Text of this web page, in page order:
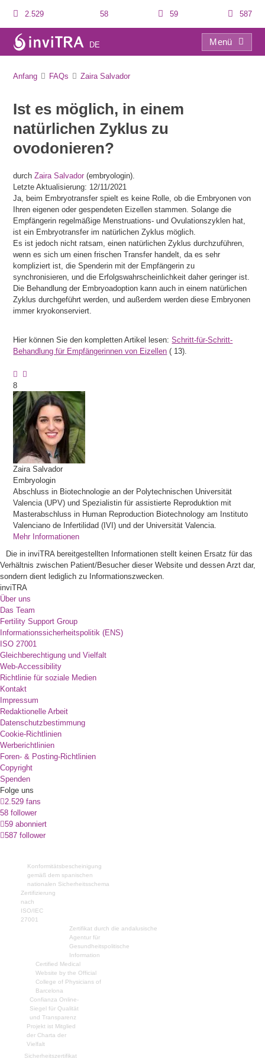
2.529 58 59 587
DE
Menü
Anfang FAQs Zaira Salvador
Ist es möglich, in einem
natürlichen Zyklus zu
ovodonieren?
durchZaira Salvador (embryologin).
Letzte Aktualisierung: 12/11/2021
Ja, beim Embryotransfer spielt es keine Rolle, ob die Embryonen von
Ihren eigenen oder gespendeten Eizellen stammen. Solange die
Empfängerin regelmäßige Menstruations- und Ovulationszyklen hat,
ist ein Embryotransfer im natürlichen Zyklus möglich.
Es ist jedoch nicht ratsam, einen natürlichen Zyklus durchzuführen,
wenn es sich um einen frischen Transfer handelt, da es sehr
kompliziert ist, die Spenderin mit der Empfängerin zu
synchronisieren, und die Erfolgswahrscheinlichkeit daher geringer ist.
Die Behandlung der Embryoadoption kann auch in einem natürlichen
Zyklus durchgeführt werden, und außerdem werden diese Embryonen
immer kryokonserviert.
Hier können Sie den kompletten Artikel lesen:Schritt-für-Schritt-
Behandlung für Empfängerinnen von Eizellen ( 13).
8
Zaira Salvador
Embryologin
Abschluss in Biotechnologie an der Polytechnischen Universität
Valencia (UPV) und Spezialistin für assistierte Reproduktion mit
Masterabschluss in Human Reproduction Biotechnology am Instituto
Valenciano de Infertilidad (IVI) und der Universität Valencia.
Mehr Informationen
Die in inviTRA bereitgestellten Informationen stellt keinen Ersatz für das
Verhältnis zwischen Patient/Besucher dieser Website und dessen Arzt dar,
sondern dient lediglich zu Informationszwecken.
inviTRA
Über uns
Das Team
Fertility Support Group
Informationssicherheitspolitik (ENS)
ISO 27001
Gleichberechtigung und Vielfalt
Web-Accessibility
Richtlinie für soziale Medien
Kontakt
Impressum
Redaktionelle Arbeit
Datenschutzbestimmung
Cookie-Richtlinien
Werberichtlinien
Foren- & Posting-Richtlinien
Copyright
Spenden
Folge uns
2.529 fans
58 follower
59 abonniert
587 follower
Konformitätsbescheinigung
gemäß dem spanischen
nationalen Sicherheitsschema
Zertifizierung
nach
ISO/IEC
27001
Zertifikat durch die andalusische
Agentur für
Gesundheitspolitische
Information
Certified Medical
Website by the Official
College of Physicians of
Barcelona
Confianza Online-
Siegel für Qualität
und Transparenz
Projekt ist Mitglied
der Charta der
Vielfalt
Sicherheitszertifikat